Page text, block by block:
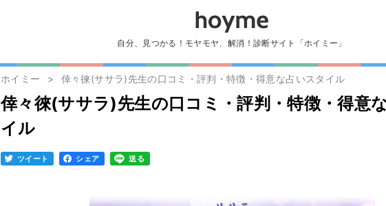
自分、見つかる！モヤモヤ、解消！診断サイト「ホイミー」
ホイミー 倖々徠(ササラ)先生の口コミ・評判・特徴・得意な占いスタイル
倖々徠(ササラ)先生の口コミ・評判・特徴・得意
イル
ツイート シェア 送る